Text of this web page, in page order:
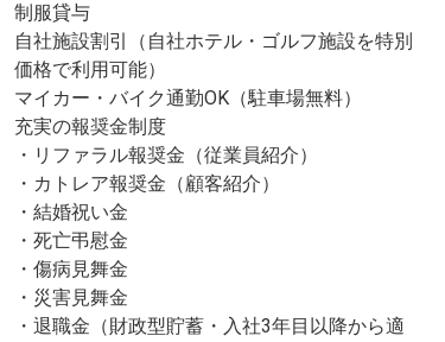
制服貸与
自社施設割引（自社ホテル・ゴルフ施設を特別
価格で利用可能）
マイカー・バイク通勤OK（駐車場無料）
充実の報奨金制度
・リファラル報奨金（従業員紹介）
・カトレア報奨金（顧客紹介）
・結婚祝い金
・死亡弔慰金
・傷病見舞金
・災害見舞金
・退職金（財政型貯蓄・入社3年目以降から適